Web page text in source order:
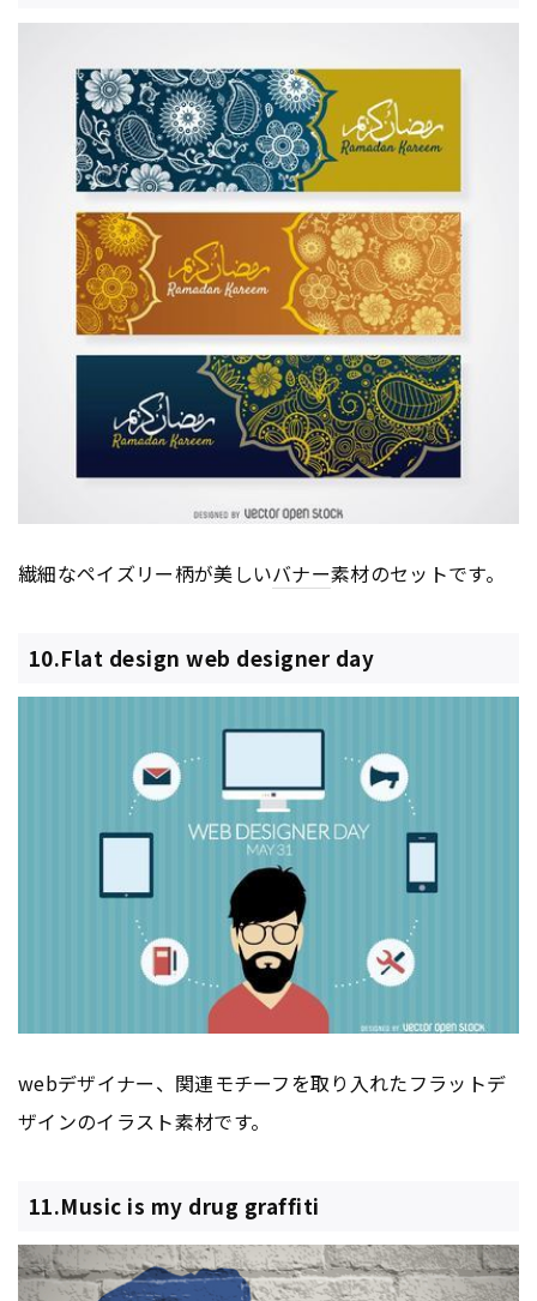
繊細なペイズリー柄が美しいバナー素材のセットです。
10.Flat design web designer day
webデザイナー、関連モチーフを取り入れたフラットデ
ザインのイラスト素材です。
11.Music is my drug graffiti